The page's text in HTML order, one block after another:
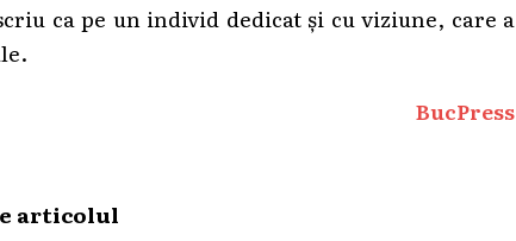
ca pe un individ dedicat și cu viziune, care a
BucPress
articolul